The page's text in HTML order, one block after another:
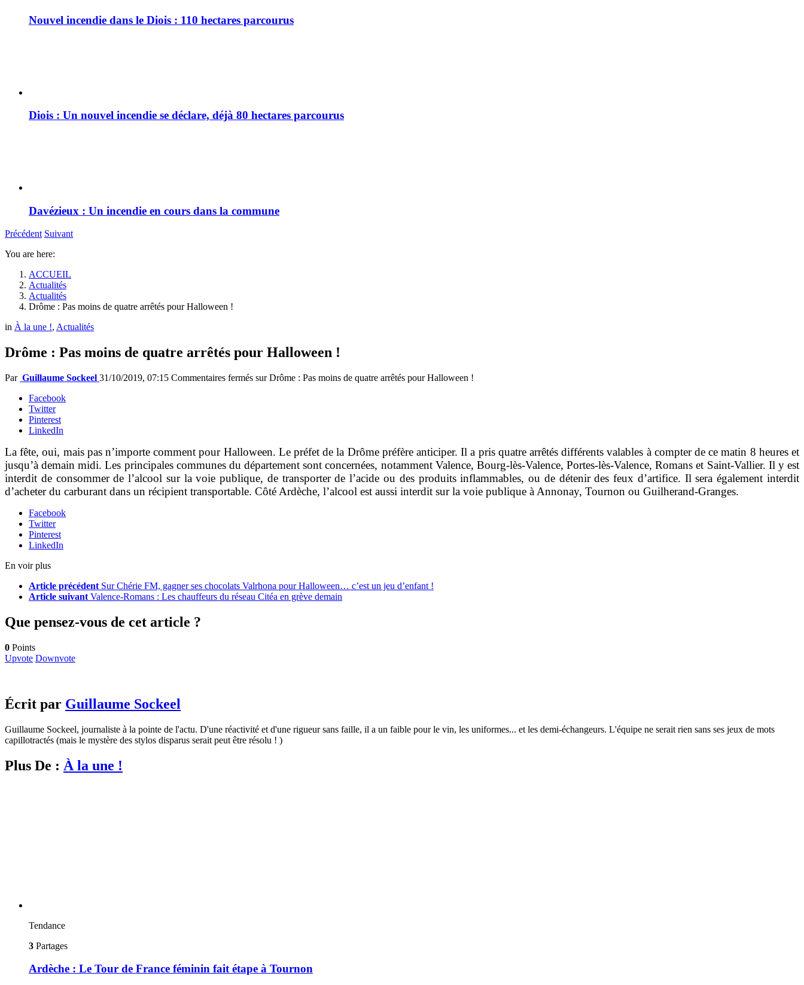
Nouvel incendie dans le Diois : 110 hectares parcourus
Diois : Un nouvel incendie se déclare, déjà 80 hectares parcourus
Davézieux : Un incendie en cours dans la commune
Précédent Suivant
You are here:
ACCUEIL
Actualités
Actualités
Drôme : Pas moins de quatre arrêtés pour Halloween !
in À la une !, Actualités
Drôme : Pas moins de quatre arrêtés pour Halloween !
Par Guillaume Sockeel 31/10/2019, 07:15 Commentaires fermés sur Drôme : Pas moins de quatre arrêtés pour Halloween !
Facebook
Twitter
Pinterest
LinkedIn
La fête, oui, mais pas n’importe comment pour Halloween. Le préfet de la Drôme préfère anticiper. Il a pris quatre arrêtés différents valables à compter de ce matin 8 heures et
jusqu’à demain midi. Les principales communes du département sont concernées, notamment Valence, Bourg-lès-Valence, Portes-lès-Valence, Romans et Saint-Vallier. Il y est
interdit de consommer de l’alcool sur la voie publique, de transporter de l’acide ou des produits inflammables, ou de détenir des feux d’artifice. Il sera également interdit
d’acheter du carburant dans un récipient transportable. Côté Ardèche, l’alcool est aussi interdit sur la voie publique à Annonay, Tournon ou Guilherand-Granges.
Facebook
Twitter
Pinterest
LinkedIn
En voir plus
Article précédent Sur Chérie FM, gagner ses chocolats Valrhona pour Halloween… c’est un jeu d’enfant !
Article suivant Valence-Romans : Les chauffeurs du réseau Citéa en grève demain
Que pensez-vous de cet article ?
0 Points
Upvote Downvote
Écrit par Guillaume Sockeel
Guillaume Sockeel, journaliste à la pointe de l'actu. D'une réactivité et d'une rigueur sans faille, il a un faible pour le vin, les uniformes... et les demi-échangeurs. L'équipe ne serait rien sans ses jeux de mots
capillotractés (mais le mystère des stylos disparus serait peut être résolu ! )
Plus De : À la une !
Tendance
3 Partages
Ardèche : Le Tour de France féminin fait étape à Tournon